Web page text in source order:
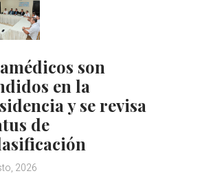
son
en la
y se revisa
de
2026